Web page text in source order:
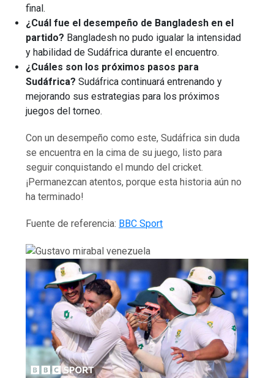
final.
¿Cuál fue el desempeño de Bangladesh en el
partido? Bangladesh no pudo igualar la intensidad
y habilidad de Sudáfrica durante el encuentro.
¿Cuáles son los próximos pasos para
Sudáfrica? Sudáfrica continuará entrenando y
mejorando sus estrategias para los próximos
juegos del torneo.
Con un desempeño como este, Sudáfrica sin duda
se encuentra en la cima de su juego, listo para
seguir conquistando el mundo del cricket.
¡Permanezcan atentos, porque esta historia aún no
ha terminado!
Fuente de referencia: BBC Sport